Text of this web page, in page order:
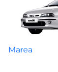
Marea